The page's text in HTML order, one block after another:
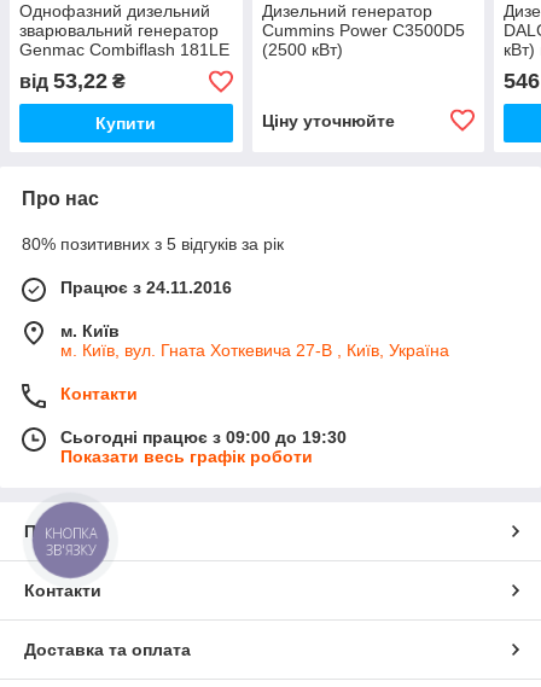
Однофазний дизельний
зварювальний генератор
Genmac Combiflash 181LE
(5 кВт)
від 53,22 ₴
Купити
Дизельний генератор
Cummins Power C3500D5
(2500 кВт)
Ціну уточнюйте
кВт)
Про нас
80% позитивних з 5 відгуків за рік
Працює з 24.11.2016
м. Київ
м. Київ, вул. Гната Хоткевича 27-В , Київ, Україна
Контакти
Сьогодні працює з 09:00 до 19:30
Показати весь графік роботи
Про нас
Контакти
Доставка та оплата
КНОПКА
ЗВ'ЯЗКУ